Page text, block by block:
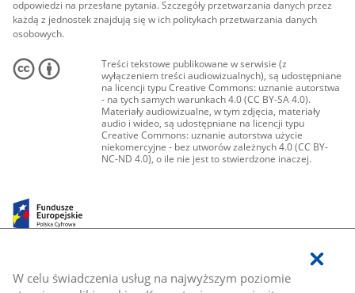
W celu świadczenia usług na najwyższym poziomie
odpowiedzi na przesłane pytania. Szczegóły przetwarzania danych przez
każdą z jednostek znajdują się w ich politykach przetwarzania danych
osobowych.
Treści tekstowe publikowane w serwisie (z
wyłączeniem treści audiowizualnych), są udostępniane
na licencji typu Creative Commons: uznanie autorstwa
- na tych samych warunkach 4.0 (CC BY-SA 4.0).
Materiały audiowizualne, w tym zdjęcia, materiały
audio i wideo, są udostępniane na licencji typu
Creative Commons: uznanie autorstwa użycie
niekomercyjne - bez utworów zależnych 4.0 (CC BY-
NC-ND 4.0), o ile nie jest to stwierdzone inaczej.